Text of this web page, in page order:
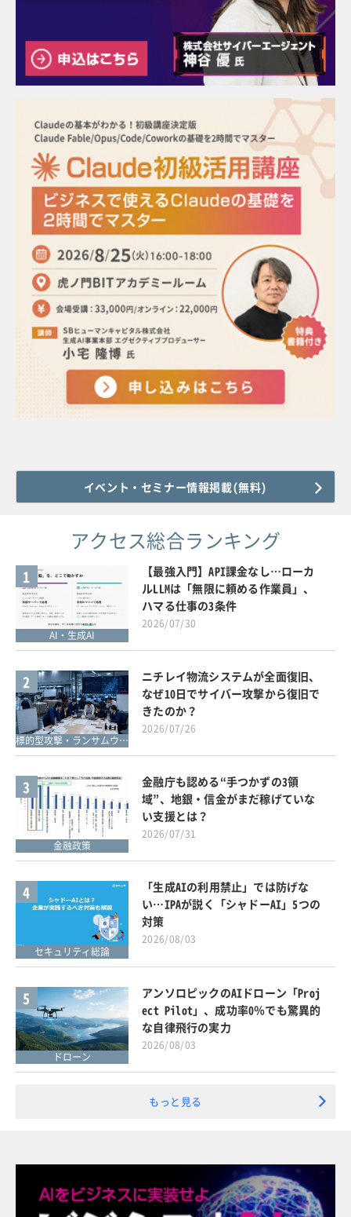
イベント・セミナー情報掲載(無料)
アクセス総合ランキング
1
AI・生成AI
【最強入門】API課金なし…ローカ
ルLLMは「無限に頼める作業員」、
ハマる仕事の3条件
2026/07/30
2
標的型攻撃・ランサムウェア対策
ニチレイ物流システムが全面復旧、
なぜ10日でサイバー攻撃から復旧で
きたのか？
2026/07/26
3
金融政策
金融庁も認める“手つかずの3領
域”、地銀・信金がまだ稼げていな
い支援とは？
2026/07/31
4
セキュリティ総論
「生成AIの利用禁止」では防げな
い…IPAが説く「シャドーAI」5つの
対策
2026/08/03
5
ドローン
アンソロピックのAIドローン「Proj
ect Pilot」、成功率0％でも驚異的
な自律飛行の実力
2026/08/03
もっと見る